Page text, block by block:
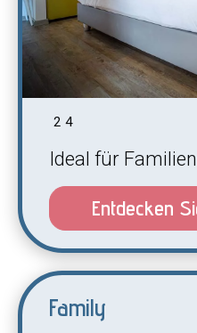
2 4
Ideal für
Entdecken
Family